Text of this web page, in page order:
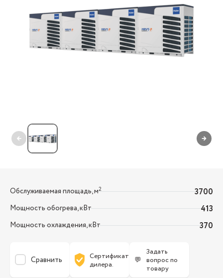
← →
Обслуживаемая площадь, м2 3700
Мощность обогрева, кВт 413
Мощность охлаждения, кВт 370
Сравнить
Сертификат
дилера.
💬
Задать
вопрос по
товару